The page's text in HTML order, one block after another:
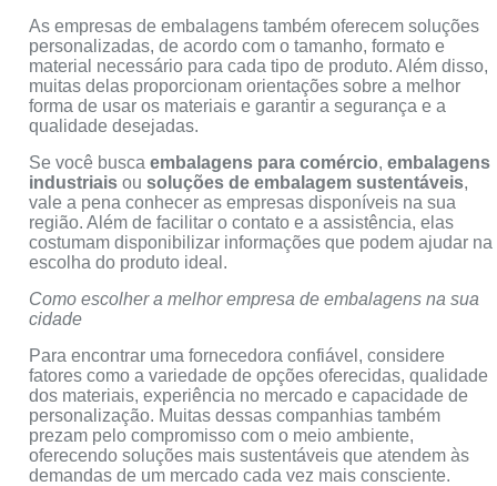
As empresas de embalagens também oferecem soluções
personalizadas, de acordo com o tamanho, formato e
material necessário para cada tipo de produto. Além disso,
muitas delas proporcionam orientações sobre a melhor
forma de usar os materiais e garantir a segurança e a
qualidade desejadas.
Se você buscaembalagens para comércio,embalagens
industriais ousoluções de embalagem sustentáveis,
vale a pena conhecer as empresas disponíveis na sua
região. Além de facilitar o contato e a assistência, elas
costumam disponibilizar informações que podem ajudar na
escolha do produto ideal.
Como escolher a melhor empresa de embalagens na sua
cidade
Para encontrar uma fornecedora confiável, considere
fatores como a variedade de opções oferecidas, qualidade
dos materiais, experiência no mercado e capacidade de
personalização. Muitas dessas companhias também
prezam pelo compromisso com o meio ambiente,
oferecendo soluções mais sustentáveis que atendem às
demandas de um mercado cada vez mais consciente.